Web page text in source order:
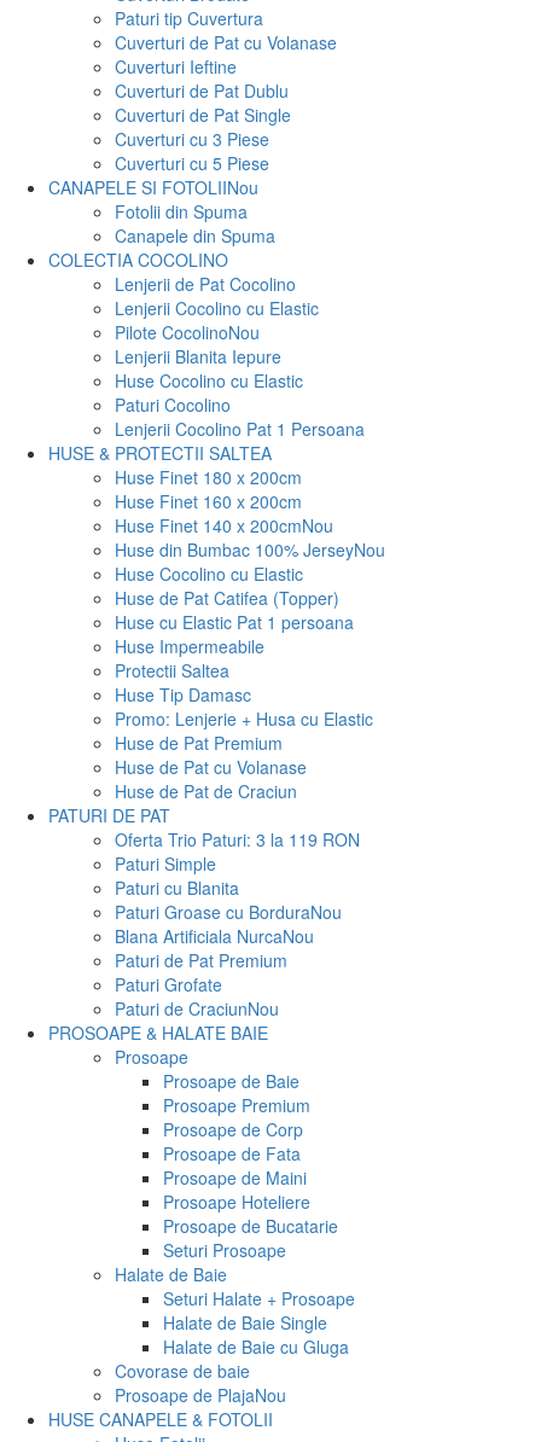
Paturi tip Cuvertura
Cuverturi de Pat cu Volanase
Cuverturi Ieftine
Cuverturi de Pat Dublu
Cuverturi de Pat Single
Cuverturi cu 3 Piese
Cuverturi cu 5 Piese
CANAPELE SI FOTOLIINou
Fotolii din Spuma
Canapele din Spuma
COLECTIA COCOLINO
Lenjerii de Pat Cocolino
Lenjerii Cocolino cu Elastic
Pilote CocolinoNou
Lenjerii Blanita Iepure
Huse Cocolino cu Elastic
Paturi Cocolino
Lenjerii Cocolino Pat 1 Persoana
HUSE & PROTECTII SALTEA
Huse Finet 180 x 200cm
Huse Finet 160 x 200cm
Huse Finet 140 x 200cmNou
Huse din Bumbac 100% JerseyNou
Huse Cocolino cu Elastic
Huse de Pat Catifea (Topper)
Huse cu Elastic Pat 1 persoana
Huse Impermeabile
Protectii Saltea
Huse Tip Damasc
Promo: Lenjerie + Husa cu Elastic
Huse de Pat Premium
Huse de Pat cu Volanase
Huse de Pat de Craciun
PATURI DE PAT
Oferta Trio Paturi: 3 la 119 RON
Paturi Simple
Paturi cu Blanita
Paturi Groase cu BorduraNou
Blana Artificiala NurcaNou
Paturi de Pat Premium
Paturi Grofate
Paturi de CraciunNou
PROSOAPE & HALATE BAIE
Prosoape
Prosoape de Baie
Prosoape Premium
Prosoape de Corp
Prosoape de Fata
Prosoape de Maini
Prosoape Hoteliere
Prosoape de Bucatarie
Seturi Prosoape
Halate de Baie
Seturi Halate + Prosoape
Halate de Baie Single
Halate de Baie cu Gluga
Covorase de baie
Prosoape de PlajaNou
HUSE CANAPELE & FOTOLII